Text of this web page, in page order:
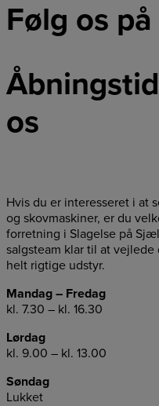
Følg os
os
Hvis du er interesseret i at
og skovmaskiner, er du
forretning i Slagelse på
salgsteam klar til at
helt rigtige udstyr.
Mandag – Fredag
kl. 7.30 – kl. 16.30
Lørdag
kl. 9.00 – kl. 13.00
Søndag
Lukket